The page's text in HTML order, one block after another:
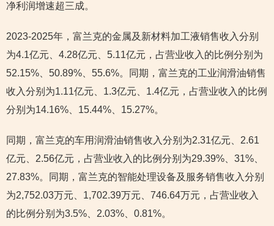
净利润增速超三成。
2023-2025年，富兰克的金属及新材料加工液销售收入分别
为4.1亿元、4.28亿元、5.11亿元，占营业收入的比例分别为
52.15%、50.89%、55.6%。同期，富兰克的工业润滑油销售
收入分别为1.11亿元、1.3亿元、1.4亿元，占营业收入的比例
分别为14.16%、15.44%、15.27%。
同期，富兰克的车用润滑油销售收入分别为2.31亿元、2.61
亿元、2.56亿元，占营业收入的比例分别为29.39%、31%、
27.83%。同期，富兰克的智能处理设备及服务销售收入分别
为2,752.03万元、1,702.39万元、746.64万元，占营业收入
的比例分别为3.5%、2.03%、0.81%。